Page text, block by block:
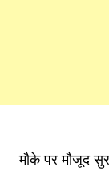
मौके पर मौजूद